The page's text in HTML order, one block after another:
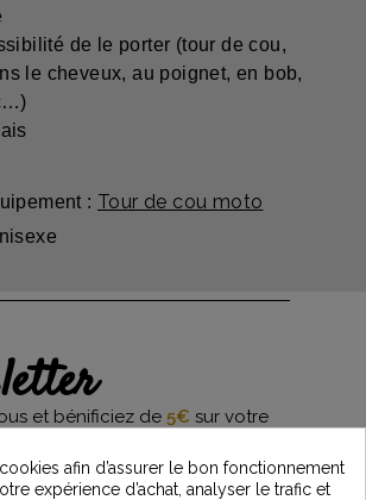
de le porter (tour de cou,
le cheveux, au poignet, en bob,
: Tour de cou moto
et bénificiez de 5€ sur votre
des dernières nouveautés
afin d’assurer le bon fonctionnement
expérience d’achat, analyser le trafic et